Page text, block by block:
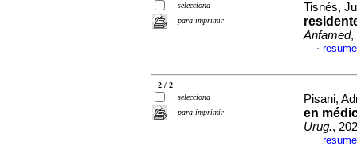
selecciona
para imprimir
Tisnés,
Anfamed,
·
2 / 2
selecciona
para imprimir
Pisani,
en
Urug.,
·